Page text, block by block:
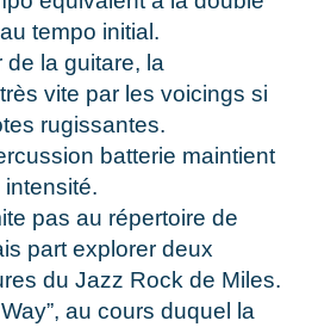
tempo initial.
de la guitare, la
vite par les voicings si
rugissantes.
batterie maintient
pas au répertoire de
part explorer deux
du Jazz Rock de Miles.
au cours duquel la